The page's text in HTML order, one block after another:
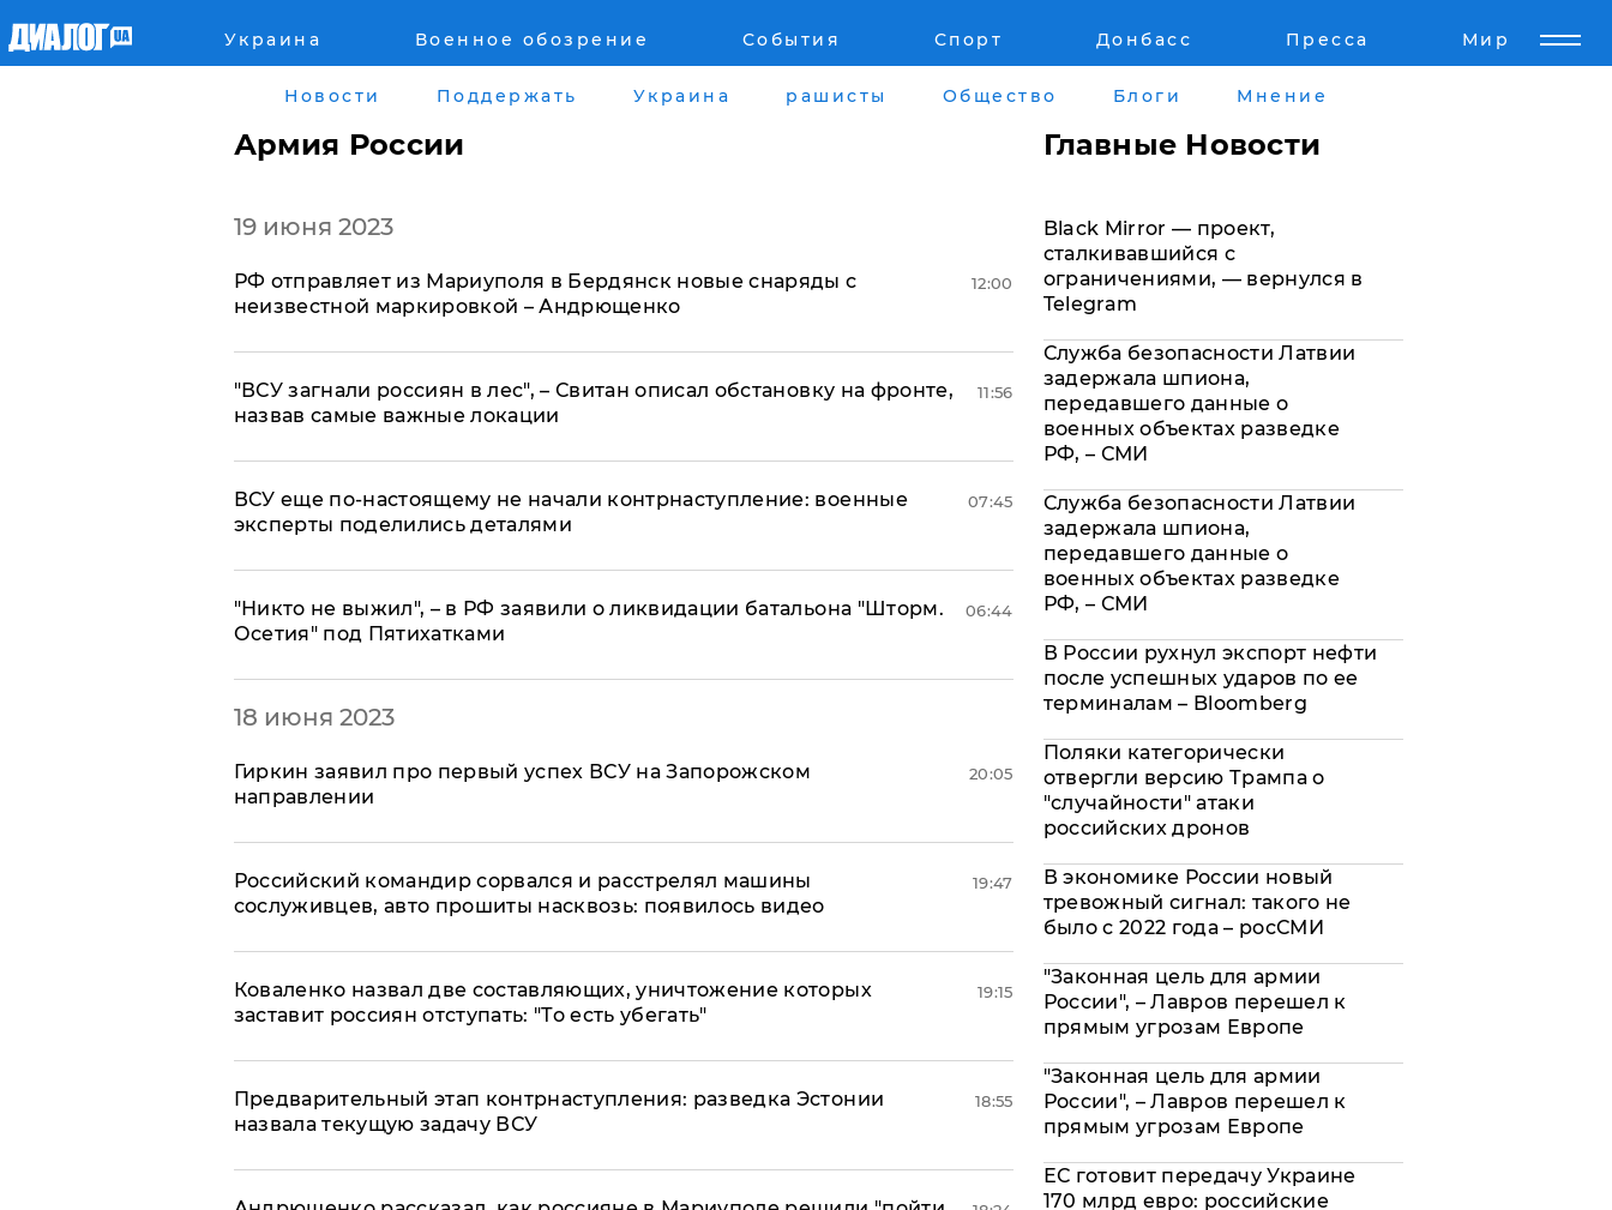
Украина Военное обозрение События Спорт Донбасс Пресса Мир
Военное обозрение
Наука и Техника
Города
Киев
Харьков
Днепр
Львов
Война на Донбассе и в Крыму
Новости Крыма
Донбасс
Лайф стайл
Стиль Диалога
Шоу-биз
Культура
Пресс-релизы
Новости Поддержать Украина рашисты Общество Блоги Мнение
Армия России
19 июня 2023
​РФ отправляет из Мариуполя в Бердянск новые снаряды с
неизвестной маркировкой – Андрющенко
12:00
"ВСУ загнали россиян в лес", – Свитан описал обстановку на фронте,
назвав самые важные локации
11:56
​ВСУ еще по-настоящему не начали контрнаступление: военные
эксперты поделились деталями
07:45
"Никто не выжил", – в РФ заявили о ликвидации батальона "Шторм.
Осетия" под Пятихатками
06:44
18 июня 2023
Гиркин заявил про первый успех ВСУ на Запорожском
направлении
20:05
Российский командир сорвался и расстрелял машины
сослуживцев, авто прошиты насквозь: появилось видео
19:47
Коваленко назвал две составляющих, уничтожение которых
заставит россиян отступать: "То есть убегать"
19:15
Предварительный этап контрнаступления: разведка Эстонии
назвала текущую задачу ВСУ
18:55
Главные Новости
Black Mirror — проект,
сталкивавшийся с
ограничениями, — вернулся в
Telegram
Служба безопасности Латвии
задержала шпиона,
передавшего данные о
военных объектах разведке
РФ, – СМИ
Служба безопасности Латвии
задержала шпиона,
передавшего данные о
военных объектах разведке
РФ, – СМИ
В России рухнул экспорт нефти
после успешных ударов по ее
терминалам – Bloomberg
Поляки категорически
отвергли версию Трампа о
"случайности" атаки
российских дронов
В экономике России новый
тревожный сигнал: такого не
было с 2022 года – росСМИ
"Законная цель для армии
России", – Лавров перешел к
прямым угрозам Европе
"Законная цель для армии
России", – Лавров перешел к
прямым угрозам Европе
ЕС готовит передачу Украине
170 млрд евро: российские